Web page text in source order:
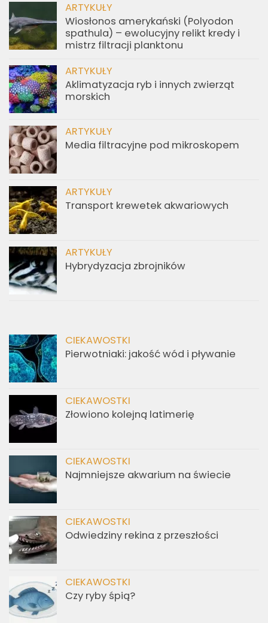
ARTYKUŁY
Wiosłonos amerykański (Polyodon
spathula) – ewolucyjny relikt kredy i
mistrz filtracji planktonu
ARTYKUŁY
Aklimatyzacja ryb i innych zwierząt
morskich
ARTYKUŁY
Media filtracyjne pod mikroskopem
ARTYKUŁY
Transport krewetek akwariowych
ARTYKUŁY
Hybrydyzacja zbrojników
CIEKAWOSTKI
Pierwotniaki: jakość wód i pływanie
CIEKAWOSTKI
Złowiono kolejną latimerię
CIEKAWOSTKI
Najmniejsze akwarium na świecie
CIEKAWOSTKI
Odwiedziny rekina z przeszłości
CIEKAWOSTKI
Czy ryby śpią?